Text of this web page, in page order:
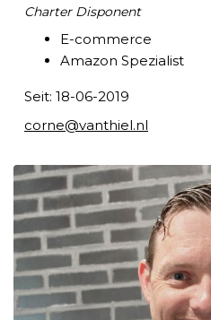
Charter Disponent
E-commerce
Amazon Spezialist
Seit: 18-06-2019
corne@vanthiel.nl